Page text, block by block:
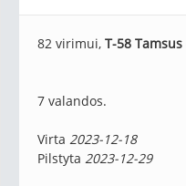
82 virimui, T-58
7 valandos.
Virta 2023-12-18
Pilstyta 2023-12-29